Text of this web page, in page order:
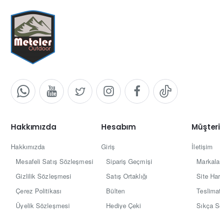
Hakkımızda
Hakkımızda
Mesafeli Satış Sözleşmesi
Gizlilik Sözleşmesi
Çerez Politikası
Üyelik Sözleşmesi
Hesabım
Giriş
Sipariş Geçmişi
Satış Ortaklığı
Bülten
Hediye Çeki
İletişim
Site
Sıkça